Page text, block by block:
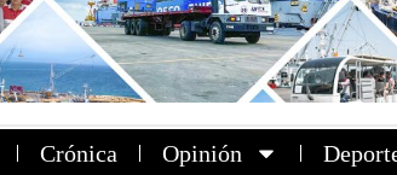
Crónica Opinión